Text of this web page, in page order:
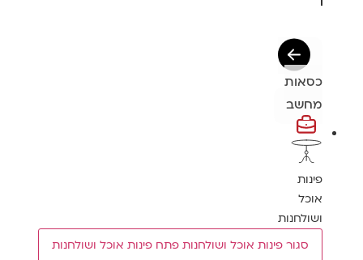
כסאות
מחשב
פינות
אוכל
ושולחנות
סגור פינות אוכל ושולחנות פתח פינות אוכל ושולחנות